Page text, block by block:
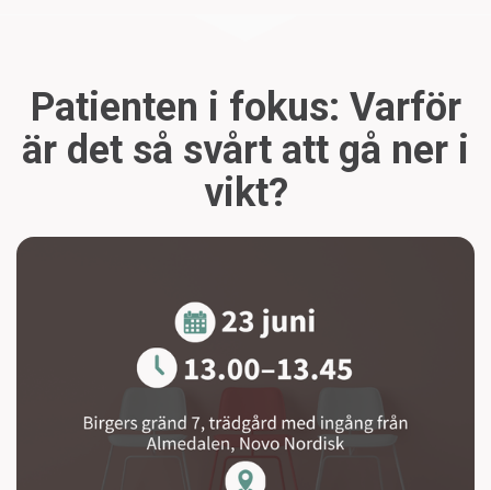
Patienten i fokus: Varför
är det så svårt att gå ner i
vikt?